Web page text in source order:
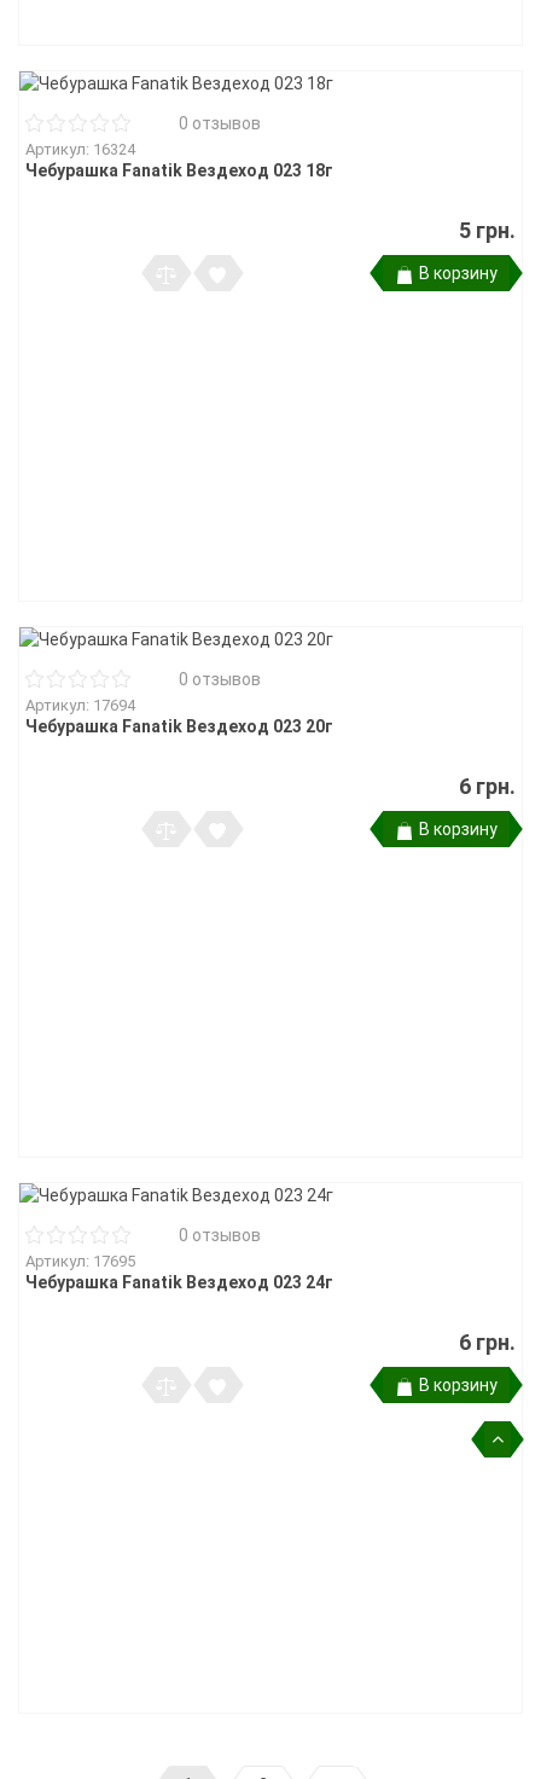
0 отзывов
Артикул: 16324
Чебурашка Fanatik Вездеход 023 18г
5 грн.
В корзину
0 отзывов
Артикул: 17694
Чебурашка Fanatik Вездеход 023 20г
6 грн.
В корзину
0 отзывов
Артикул: 17695
Чебурашка Fanatik Вездеход 023 24г
6 грн.
В корзину